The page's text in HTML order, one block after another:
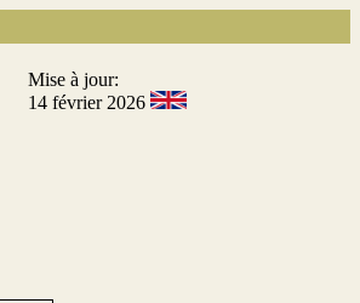
Mise à jour:
14 février 2026